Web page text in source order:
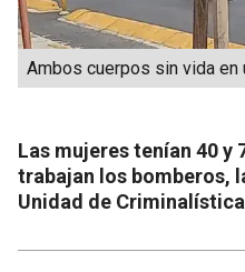
Ambos cuerpos sin vida en
Las mujeres tenían 40 y
trabajan los bomberos,
Unidad de